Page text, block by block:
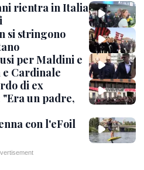
rientra in Italia
si stringono
per Maldini e
e Cardinale
di ex
un padre,
con l'eFoil